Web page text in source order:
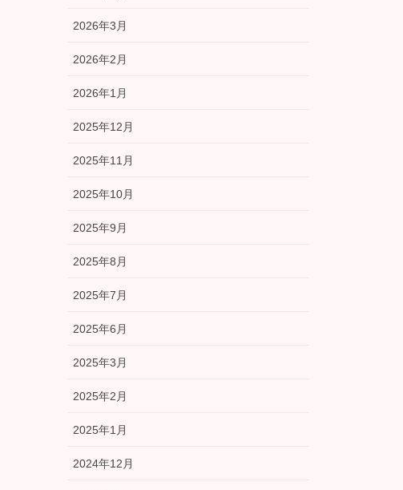
2026年3月
2026年2月
2026年1月
2025年12月
2025年11月
2025年10月
2025年9月
2025年8月
2025年7月
2025年6月
2025年3月
2025年2月
2025年1月
2024年12月